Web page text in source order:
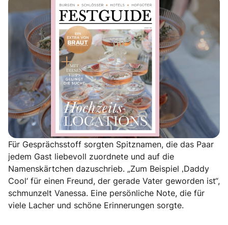
Für Gesprächsstoff sorgten Spitznamen, die das Paar
jedem Gast liebevoll zuordnete und auf die
Namenskärtchen dazuschrieb. „Zum Beispiel ‚Daddy
Cool‘ für einen Freund, der gerade Vater geworden ist“,
schmunzelt Vanessa. Eine persönliche Note, die für
viele Lacher und schöne Erinnerungen sorgte.